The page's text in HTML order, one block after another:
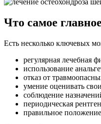
Что самое
Есть несколько ключевых
регулярная лечебная
использование
отказ от
умение оценивать
соблюдение
периодическая
правильное